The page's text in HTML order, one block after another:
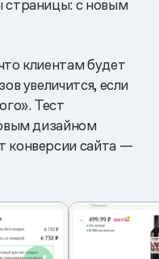
страницы: с новым
клиентам будет
увеличится, если
Тест
дизайном
конверсии сайта —